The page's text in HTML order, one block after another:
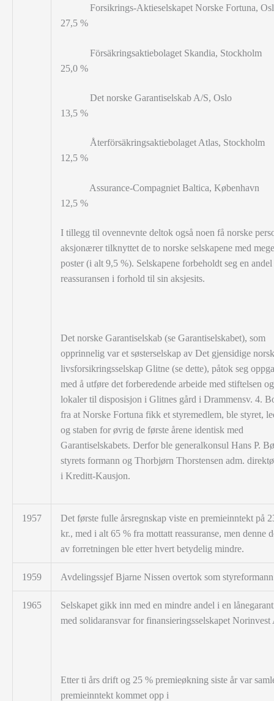
Forsikrings-Aktieselskapet Norske Fortuna,
27,5 %
Försäkringsaktiebolaget Skandia,
25,0 %
Det norske Garantiselskab A/S,
13,5 %
Återförsäkringsaktiebolaget Atlas,
12,5 %
Assurance-Compagniet Baltica,
12,5 %
I tillegg til ovennevnte deltok også noen få norske
aksjonærer tilknyttet de to norske selskapene med
poster (i alt 9,5 %). Selskapene forbeholdt seg en andel
reassuransen i forhold til sin aksjesits.
Det norske Garantiselskab (se Garantiselskabet), som
opprinnelig var et søsterselskap av Det gjensidige
livsforsikringsselskap Glitne (se dette), påtok seg
med å utføre det forberedende arbeide med stiftelsen
lokaler til disposisjon i Glitnes gård i Drammensv. 4.
fra at Norske Fortuna fikk et styremedlem, ble styret,
og staben for øvrig de første årene identisk med
Garantiselskabets. Derfor ble generalkonsul Hans P.
styrets formann og Thorbjørn Thorstensen adm.
i Kreditt-Kausjon.
1957
Det første fulle årsregnskap viste en premieinntekt på
kr., med i alt 65 % fra mottatt reassuranse, men denne
av forretningen ble etter hvert betydelig mindre.
1959 Avdelingssjef Bjarne Nissen overtok som
1965
Selskapet gikk inn med en mindre andel i en
med solidaransvar for finansieringsselskapet Norinvest
Etter ti års drift og 25 % premieøkning siste år var
premieinntekt kommet opp i